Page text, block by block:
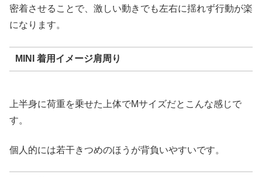
密着させることで、激しい動きでも左右に揺れず行動が楽
になります。
MINI 着用イメージ肩周り
上半身に荷重を乗せた上体でMサイズだとこんな感じで
す。
個人的には若干きつめのほうが背負いやすいです。